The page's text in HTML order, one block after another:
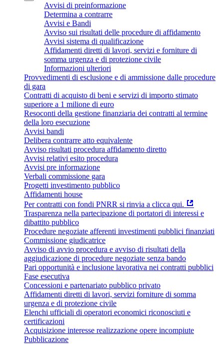
Avvisi di preinformazione
Determina a contrarre
Avvisi e Bandi
Avviso sui risultati delle procedure di affidamento
Avvisi sistema di qualificazione
Affidamenti diretti di lavori, servizi e forniture di
somma urgenza e di protezione civile
Informazioni ulteriori
Provvedimenti di esclusione e di ammissione dalle procedure
di gara
Contratti di acquisto di beni e servizi di importo stimato
superiore a 1 milione di euro
Resoconti della gestione finanziaria dei contratti al termine
della loro esecuzione
Avvisi bandi
Delibera contrarre atto equivalente
Avviso risultati procedura affidamento diretto
Avvisi relativi esito procedura
Avvisi pre informazione
Verbali commissione gara
Progetti investimento pubblico
Affidamenti house
Per contratti con fondi PNRR si rinvia a clicca qui.
Trasparenza nella partecipazione di portatori di interessi e
dibattito pubblico
Procedure negoziate afferenti investimenti pubblici finanziati
Commissione giudicatrice
Avviso di avvio procedura e avviso di risultati della
aggiudicazione di procedure negoziate senza bando
Pari opportunità e inclusione lavorativa nei contratti pubblici
Fase esecutiva
Concessioni e partenariato pubblico privato
Affidamenti diretti di lavori, servizi forniture di somma
urgenza e di protezione civile
Elenchi ufficiali di operatori economici riconosciuti e
certificazioni
Acquisizione interesse realizzazione opere incompiute
Pubblicazione